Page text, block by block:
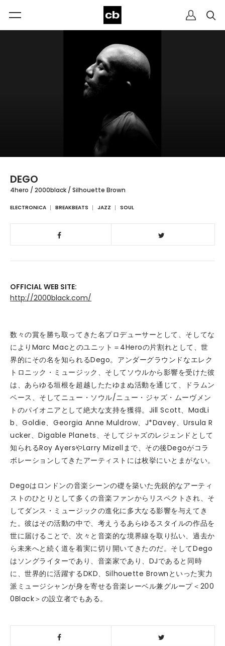
DEGO
4hero / 2000black / Silhouette Brown
ELECTRONICA BREAKBEATS JAZZ SOUL
OFFICIAL WEB SITE:
http://2000black.com/
数々の賞を勝ち取ってきた名プロデューサーとして、そしてな
によりMarc Macとのユニット＝4Heroの片割れとして、世
界的にその名を知られるDego。アンダーグラウンドなエレク
トロニック・ミュージック、そしてソウルから影響を受けた彼
は、あらゆる垣根を超越したたゆまぬ活動を通じて、ドラムン
ベース、そしてニュー・ソウル/ニュー・ジャズ・ムーヴメン
トのパイオニアとして絶大な支持を獲得。Jill Scott、MadLi
b、Goldie、Georgia Anne Muldrow、J*Davey、Ursula R
ucker、Digable Planets、そしてジャズのレジェンドとして
知られるRoy AyersやLarry Mizellまで、その後Degoがコラ
ボレーションしてきたアーティストには枚挙にいとまがない。
Degoはロンドンの音楽シーンの礎を築いた先鋭的なアーティ
ストのひとりとして多くの音楽ファンからリスペクトされ、そ
してダンス・ミュージックの進化に多大なる影響を与えてき
た。彼はその活動の中で、考えうるあらゆるスタイルの作品を
世に届けることで、次々と音楽的な境界線を取り払い、過去か
ら未来へと続く道を着実に切り開いてきたのだ。そしてDego
はソングライターであり、音楽家であり、DJであると同時
に、世界的に活躍するDKD、Silhouette Brownといった実力
派ミュージシャンが身を寄せる音楽レーベル兼グループ＜200
0Black＞の設立者でもある。